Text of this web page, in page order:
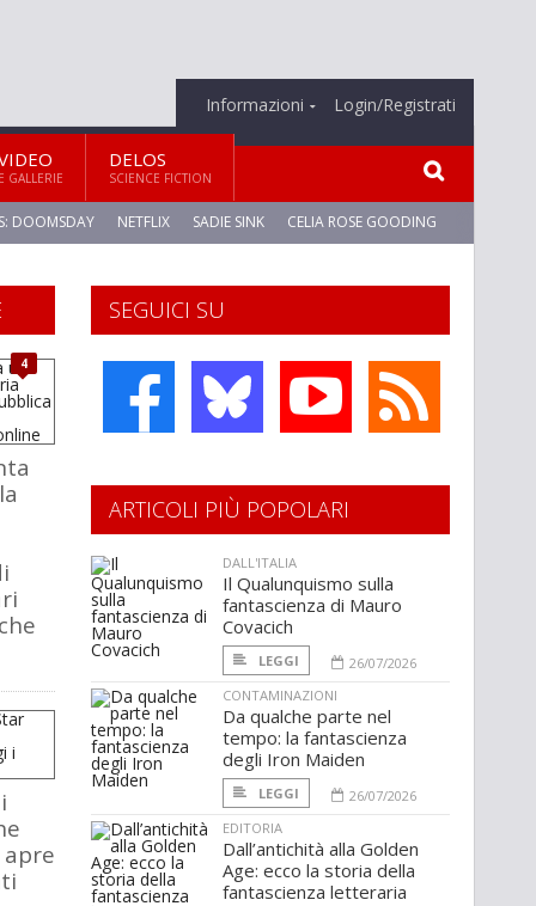
Informazioni Login/Registrati
E GALLERIE
DELOS
SCIENCE FICTION
DOOMSDAY NETFLIX SADIE SINK CELIA ROSE GOODING
SEGUICI SU
4
apre
ARTICOLI PIÙ POPOLARI
DALL'ITALIA
Il Qualunquismo sulla
fantascienza di Mauro
Covacich
LEGGI
26/07/2026
CONTAMINAZIONI
Da qualche parte nel
tempo: la fantascienza
degli Iron Maiden
LEGGI
26/07/2026
EDITORIA
Dall’antichità alla Golden
Age: ecco la storia della
fantascienza letteraria